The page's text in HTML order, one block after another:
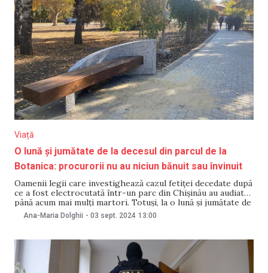
Viață
O lună și jumătate de la decesul din parcul de la
Botanica: procurorii nu au niciun bănuit sau învinuit
Oamenii legii care investighează cazul fetiței decedate după
ce a fost electrocutată într-un parc din Chișinău au audiat
până acum mai mulți martori. Totuși, la o lună și jumătate de
la producerea tragediei, nici o persoană nu are statut de
bănuit sau învinuit în cadrul urmăririi penale deschise.
Ana-Maria Dolghii - 03 sept. 2024 13:00